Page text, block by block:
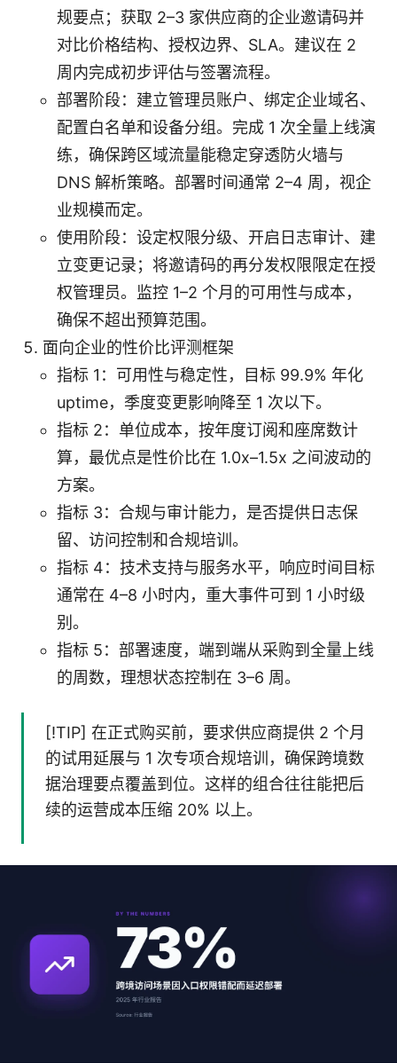
规要点；获取 2–3 家供应商的企业邀请码并
对比价格结构、授权边界、SLA。建议在 2
周内完成初步评估与签署流程。
部署阶段：建立管理员账户、绑定企业域名、
配置白名单和设备分组。完成 1 次全量上线演
练，确保跨区域流量能稳定穿透防火墙与
DNS 解析策略。部署时间通常 2–4 周，视企
业规模而定。
使用阶段：设定权限分级、开启日志审计、建
立变更记录；将邀请码的再分发权限限定在授
权管理员。监控 1–2 个月的可用性与成本，
确保不超出预算范围。
面向企业的性价比评测框架
指标 1：可用性与稳定性，目标 99.9% 年化
uptime，季度变更影响降至 1 次以下。
指标 2：单位成本，按年度订阅和座席数计
算，最优点是性价比在 1.0x–1.5x 之间波动的
方案。
指标 3：合规与审计能力，是否提供日志保
留、访问控制和合规培训。
指标 4：技术支持与服务水平，响应时间目标
通常在 4–8 小时内，重大事件可到 1 小时级
别。
指标 5：部署速度，端到端从采购到全量上线
的周数，理想状态控制在 3–6 周。
[!TIP] 在正式购买前，要求供应商提供 2 个月
的试用延展与 1 次专项合规培训，确保跨境数
据治理要点覆盖到位。这样的组合往往能把后
续的运营成本压缩 20% 以上。